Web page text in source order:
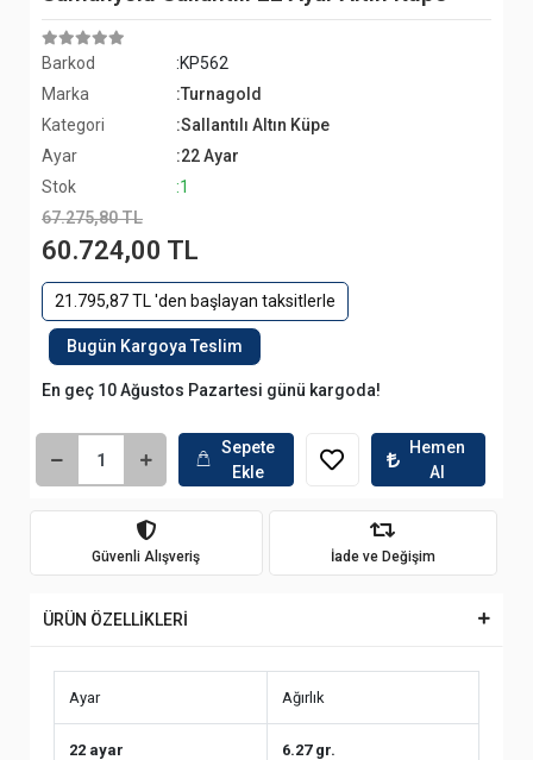
Barkod
:KP562
Marka
:Turnagold
Kategori
:Sallantılı Altın Küpe
Ayar
:22 Ayar
Stok
:1
67.275,80 TL
60.724,00 TL
21.795,87 TL 'den başlayan taksitlerle
Bugün Kargoya Teslim
En geç 10 Ağustos Pazartesi günü kargoda!
Sepete
Ekle
Hemen
Al
Güvenli Alışveriş İade ve Değişim
ÜRÜN ÖZELLİKLERİ
Ayar Ağırlık
22 ayar 6.27 gr.